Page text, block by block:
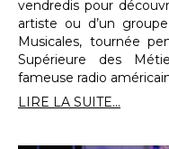
vendredis pour
artiste ou d’un
Musicales, tournée
Supérieure des
fameuse radio
LIRE LA SUITE...